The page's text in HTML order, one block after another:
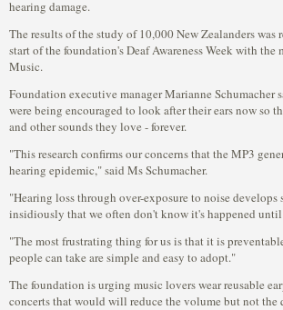
hearing damage.
The results of the study of 10,000 New Zealanders was
start of the foundation's Deaf Awareness Week with the
Music.
Foundation executive manager Marianne Schumacher
were being encouraged to look after their ears now so
and other sounds they love - forever.
"This research confirms our concerns that the MP3
hearing epidemic," said Ms Schumacher.
"Hearing loss through over-exposure to noise develops
insidiously that we often don't know it's happened
"The most frustrating thing for us is that it is
people can take are simple and easy to adopt."
The foundation is urging music lovers wear reusable
concerts that would will reduce the volume but not